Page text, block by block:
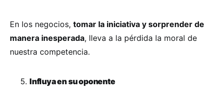
En los negocios, tomar la iniciativa y sorprender de
manera inesperada, lleva a la pérdida la moral de
nuestra competencia.
Influya en su oponente